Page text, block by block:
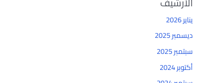
يناير 2026
ديسمبر 2025
سبتمبر 2025
أكتوبر 2024